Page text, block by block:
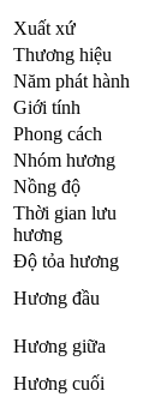
Xuất xứ
Thương hiệu
Năm phát hành
Giới tính
Phong cách
Nhóm hương
Nồng độ
Thời gian lưu
hương
Độ tỏa hương
Hương đầu
Hương giữa
Hương cuối